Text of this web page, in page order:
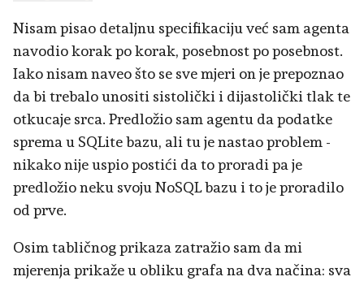
Nisam pisao detaljnu specifikaciju već sam agenta
navodio korak po korak, posebnost po posebnost.
Iako nisam naveo što se sve mjeri on je prepoznao
da bi trebalo unositi sistolički i dijastolički tlak te
otkucaje srca. Predložio sam agentu da podatke
sprema u SQLite bazu, ali tu je nastao problem -
nikako nije uspio postići da to proradi pa je
predložio neku svoju NoSQL bazu i to je proradilo
od prve.
Osim tabličnog prikaza zatražio sam da mi
mjerenja prikaže u obliku grafa na dva načina: sva